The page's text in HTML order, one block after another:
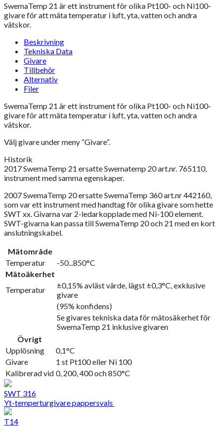
SwemaTemp 21 är ett instrument för olika Pt100- och Ni100-
givare för att mäta temperatur i luft, yta, vatten och andra
vätskor.
Beskrivning
Tekniska Data
Givare
Tillbehör
Alternativ
Filer
SwemaTemp 21 är ett instrument för olika Pt100- och Ni100-
givare för att mäta temperatur i luft, yta, vatten och andra
vätskor.
Välj givare under meny ”Givare”.
Historik
2017 SwemaTemp 21 ersatte Swematemp 20 art.nr. 765110,
instrument med samma egenskaper.
2007 SwemaTemp 20 ersatte SwemaTemp 360 art.nr 442160,
som var ett instrument med handtag för olika givare som hette
SWT xx. Givarna var 2-ledarkopplade med Ni-100 element.
SWT-givarna kan passa till SwemaTemp 20 och 21 med en kort
anslutningskabel.
Mätområde
Temperatur
-50...850°C
Mätoäkerhet
Temperatur
±0,15% avläst värde, lägst ±0,3°C, exklusive
givare
(95% konfidens)
Se givares tekniska data för mätosäkerhet för
SwemaTemp 21 inklusive givaren
Övrigt
Upplösning
0,1°C
Givare
1 st Pt100 eller Ni 100
Kalibrerad vid 0, 200, 400 och 850°C
SWT 316
Yt-temperturgivare pappersvals
T14